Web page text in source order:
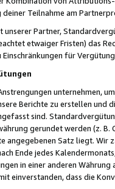
Teilnahme am
Partner,
etwaiger Fristen) das
für
unternehmen,
Berichte zu erstellen und
sind.
gerundet werden (z.
angegebenen Satz liegt.
Ende jedes
in einer anderen
einverstanden, dass die